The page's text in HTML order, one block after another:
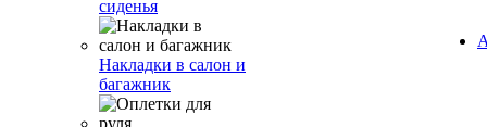
сиденья
Накладки в салон и
багажник